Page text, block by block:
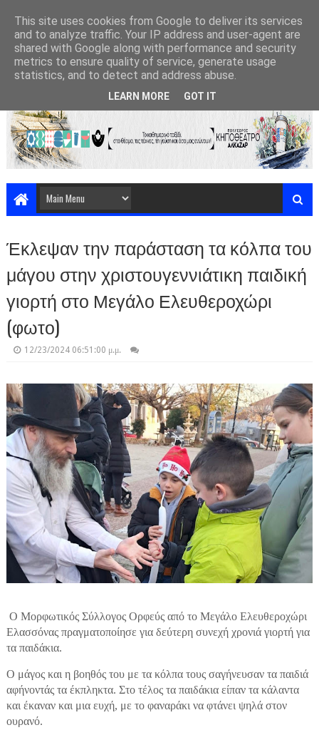
Έκλεψαν την παράσταση τα κόλπα του
μάγου στην χριστουγεννιάτικη παιδική
γιορτή στο Μεγάλο Ελευθεροχώρι
(φωτο)
12/23/2024 06:51:00 μ.μ.
Ο Μορφωτικός Σύλλογος Ορφεύς από το Μεγάλο Ελευθεροχώρι
Ελασσόνας πραγματοποίησε για δεύτερη συνεχή χρονιά γιορτή για
τα παιδάκια.
Ο μάγος και η βοηθός του με τα κόλπα τους σαγήνευσαν τα παιδιά
αφήνοντάς τα έκπληκτα. Στο τέλος τα παιδάκια είπαν τα κάλαντα
και έκαναν και μια ευχή, με το φαναράκι να φτάνει ψηλά στον
ουρανό.
This site uses cookies from Google to deliver its services
and to analyze traffic. Your IP address and user-agent are
shared with Google along with performance and security
metrics to ensure quality of service, generate usage
statistics, and to detect and address abuse.
LEARN MORE GOT IT